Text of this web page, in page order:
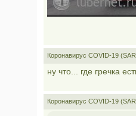
Коронавирус COVID-19
ну что... где гречка
Коронавирус COVID-19